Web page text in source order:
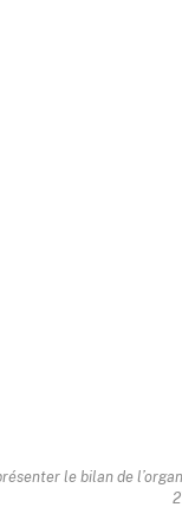
le bilan de